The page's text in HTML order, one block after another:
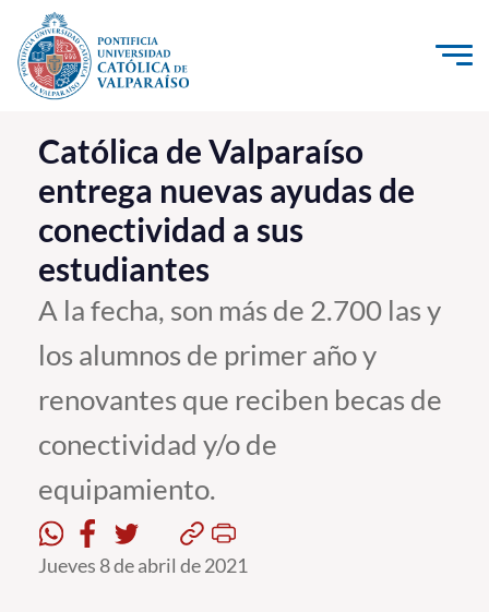
Click acá para ir directamente al contenido
La Universidad
Investigación, Creación e Innovación
PUCV Internacional
Vinculación con el Medio
Admisión
Formación Continua
Estudiantes
Católica de Valparaíso
entrega nuevas ayudas de
conectividad a sus
estudiantes
A la fecha, son más de 2.700 las y
los alumnos de primer año y
renovantes que reciben becas de
conectividad y/o de
equipamiento.
Jueves 8 de abril de 2021